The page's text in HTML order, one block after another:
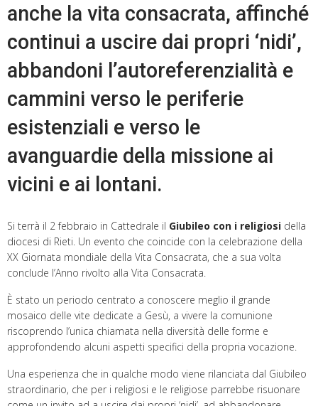
anche la vita consacrata, affinché
continui a uscire dai propri ‘nidi’,
abbandoni l’autoreferenzialità e
cammini verso le periferie
esistenziali e verso le
avanguardie della missione ai
vicini e ai lontani.
Si terrà il 2 febbraio in Cattedrale il Giubileo con i religiosi della
diocesi di Rieti. Un evento che coincide con la celebrazione della
XX Giornata mondiale della Vita Consacrata, che a sua volta
conclude l’Anno rivolto alla Vita Consacrata.
È stato un periodo centrato a conoscere meglio il grande
mosaico delle vite dedicate a Gesù, a vivere la comunione
riscoprendo l’unica chiamata nella diversità delle forme e
approfondendo alcuni aspetti specifici della propria vocazione.
Una esperienza che in qualche modo viene rilanciata dal Giubileo
straordinario, che per i religiosi e le religiose parrebbe risuonare